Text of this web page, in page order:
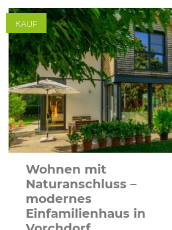
KAUF
Wohnen mit
Naturanschluss –
modernes
Einfamilienhaus in